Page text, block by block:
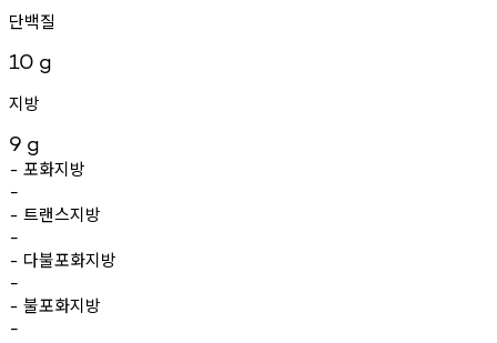
단백질
10 g
지방
9 g
- 포화지방
-
- 트랜스지방
-
- 다불포화지방
-
- 불포화지방
-